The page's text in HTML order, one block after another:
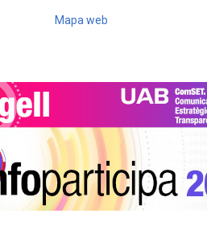
Mapa web